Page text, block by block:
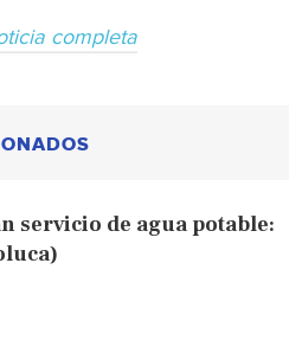
completa
servicio de agua potable: